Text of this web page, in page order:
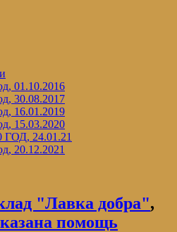
01.10.2016
30.08.2017
16.01.2019
15.03.2020
24.01.21
20.12.2021
"Лавка добра",
помощь